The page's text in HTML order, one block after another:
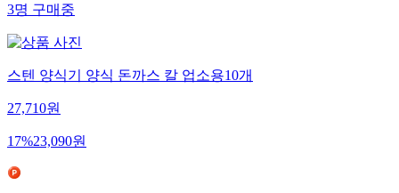
3명구매중
스텐 양식기 양식 돈까스 칼 업소용10개
27,710원
17%23,090원